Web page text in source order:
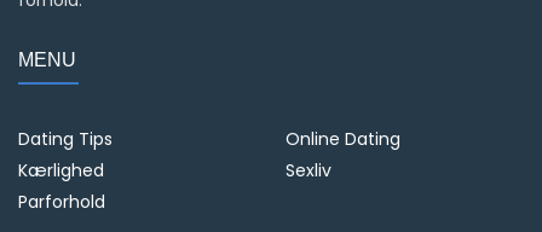
MENU
Dating Tips
Online Dating
Kærlighed
Sexliv
Parforhold